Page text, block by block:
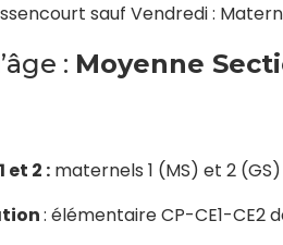
sauf Vendredi :
: Moyenne
et 2 : maternels 1 (MS) et 2 (GS)
: élémentaire CP-CE1-CE2